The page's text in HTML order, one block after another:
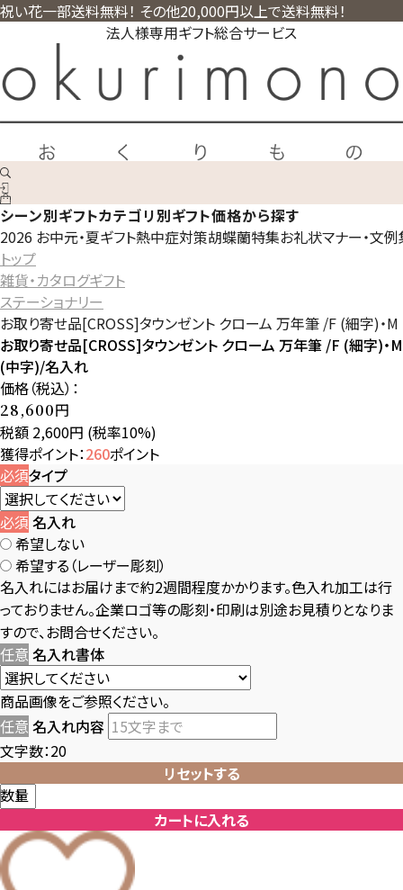
祝い花一部送料無料！ その他20,000円以上で送料無料！
法人様専用ギフト総合サービス
シーン別ギフトカテゴリ別ギフト価格から探す
2026 お中元・夏ギフト熱中症対策胡蝶蘭特集お礼状マナー・文
トップ
雑貨・カタログギフト
ステーショナリー
お取り寄せ品[CROSS]タウンゼント クローム 万年筆 /F (細字)・
お取り寄せ品[CROSS]タウンゼント クローム 万年筆 /F (細字)・M
(中字)/名入れ
価格（税込）：
28,600円
税額 2,600円 (税率10%)
獲得ポイント：260ポイント
必須タイプ
必須 名入れ
希望しない
希望する（レーザー彫刻）
名入れにはお届けまで約2週間程度かかります。色入れ加工は行
っておりません。企業ロゴ等の彫刻・印刷は別途お見積りとなりま
すので、お問合せください。
任意 名入れ書体
商品画像をご参照ください。
任意 名入れ内容
文字数：20
リセットする
数量
カートに入れる